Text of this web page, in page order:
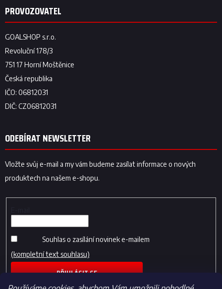
ODEBÍRAT NEWSLETTER
Vložte svůj e-mail a my vám budeme zasílat informace o nových
produktech na našem e-shopu.
Souhlas o zasílání novinek e-mailem
(kompletní text souhlasu)
PŘIHLÁSIT SE